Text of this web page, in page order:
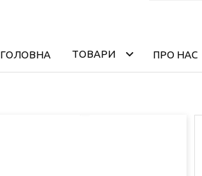
ГОЛОВНА ТОВАРИ ПРО НАС